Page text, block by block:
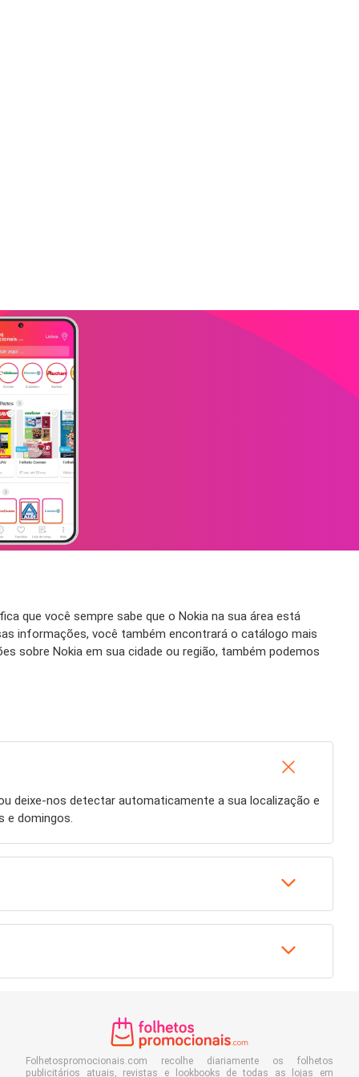
que você sempre sabe que o Nokia na sua área está
informações, você também encontrará o catálogo mais
sobre Nokia em sua cidade ou região, também podemos
deixe-nos detectar automaticamente a sua localização e
e domingos.
Folhetospromocionais.com recolhe diariamente os folhetos
publicitários atuais, revistas e lookbooks de todas as lojas em